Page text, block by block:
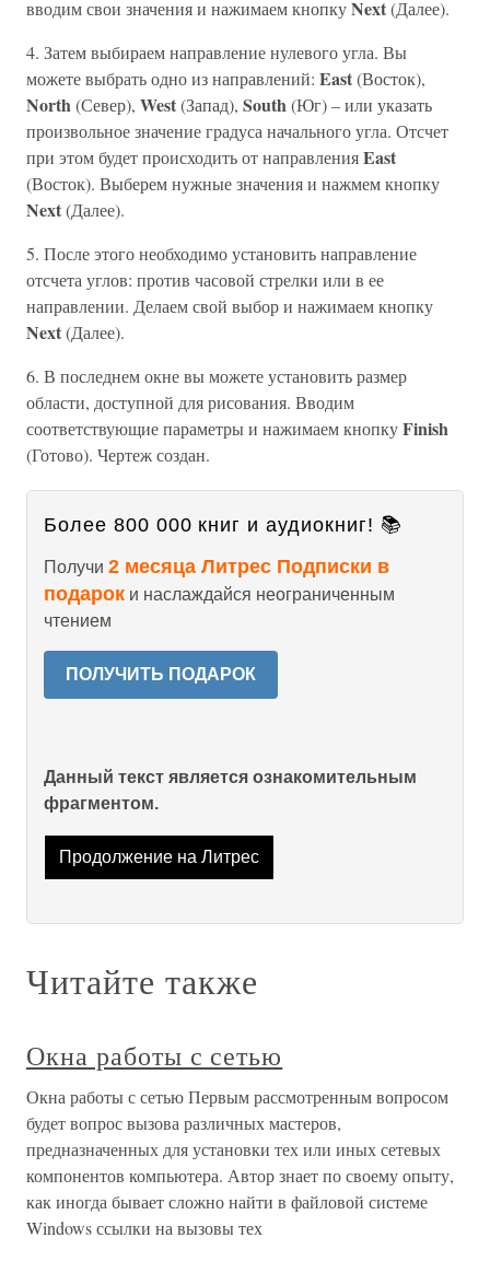
вводим свои значения и нажимаем кнопкуNext(Далее).
4. Затем выбираем направление нулевого угла. Вы
можете выбрать одно из направлений: East(Восток),
North(Север), West(Запад), South(Юг) – или указать
произвольное значение градуса начального угла. Отсчет
при этом будет происходить от направленияEast
(Восток). Выберем нужные значения и нажмем кнопку
Next(Далее).
5. После этого необходимо установить направление
отсчета углов: против часовой стрелки или в ее
направлении. Делаем свой выбор и нажимаем кнопку
Next(Далее).
6. В последнем окне вы можете установить размер
области, доступной для рисования. Вводим
соответствующие параметры и нажимаем кнопкуFinish
(Готово). Чертеж создан.
Более 800 000 книг и аудиокниг! 📚
Получи 2 месяца Литрес Подписки в
подарок и наслаждайся неограниченным
чтением
ПОЛУЧИТЬ ПОДАРОК
Данный текст является ознакомительным
фрагментом.
Продолжение на Литрес
Читайте также
Окна работы с сетью
Окна работы с сетью Первым рассмотренным вопросом
будет вопрос вызова различных мастеров,
предназначенных для установки тех или иных сетевых
компонентов компьютера. Автор знает по своему опыту,
как иногда бывает сложно найти в файловой системе
Windows ссылки на вызовы тех